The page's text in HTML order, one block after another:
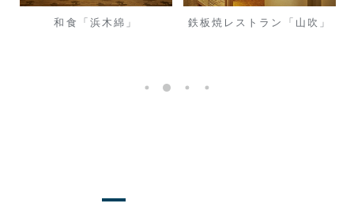
鉄板焼レストラン「山吹」
カフェ ＆ ワインバー「